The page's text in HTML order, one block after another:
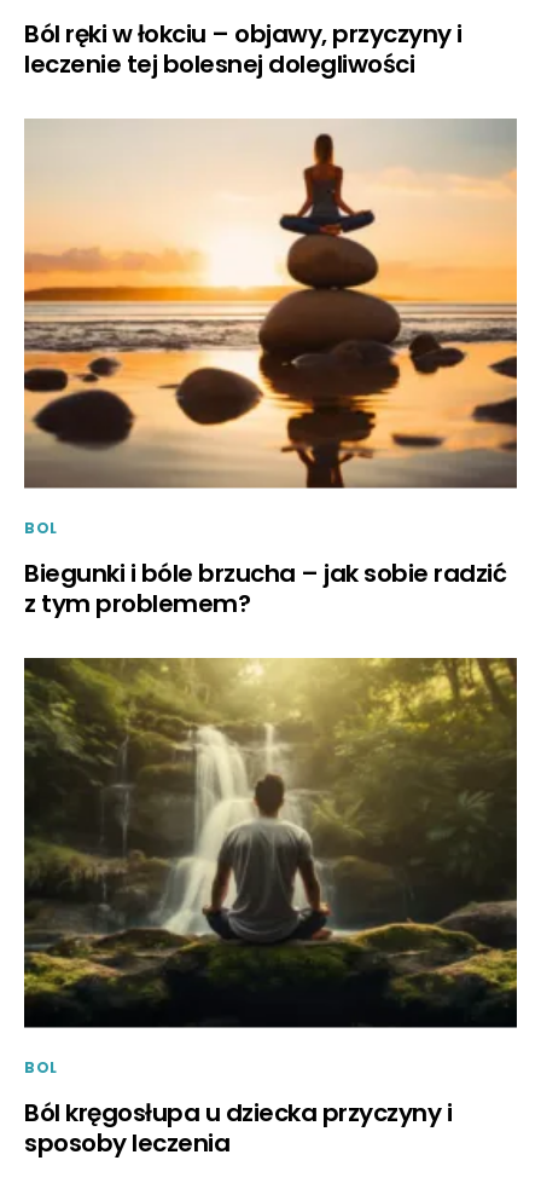
Ból ręki w łokciu – objawy, przyczyny i
leczenie tej bolesnej dolegliwości
BOL
Biegunki i bóle brzucha – jak sobie radzić
z tym problemem?
BOL
Ból kręgosłupa u dziecka przyczyny i
sposoby leczenia